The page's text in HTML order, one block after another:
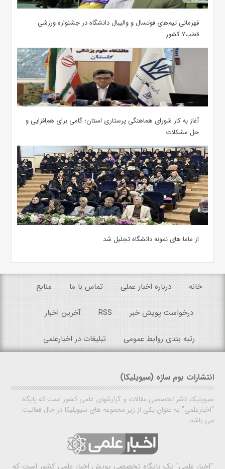
قهرمانی تیم‌های فوتسال و والیبال دانشگاه در جشنواره ورزشی
قطب۷ کشور
آغاز به کار شورای هماهنگی پرستاری استان؛ گامی برای هم‌افزایی و
حل مشکلات
از ماما های نمونه دانشگاه تجلیل شد
خانه درباره اخبار عملی تماس با ما منابع
درخواست پویش خبر RSS آخرین اخبار
رتبه بندی روابط عمومی تبلیغات در اخبارعلمی
انتشارات بوم سازه (سیویلیکا)
سیویلیکا، ناشر تخصصی مقالات و گزارشهای علمی کشور است که پایگاه
"اخبارعلمی" به عنوان یکی از زیر مجموعه های سیویلیکا در حال فعالیت
می باشد.
"اخبار علمی" یک پایگاه تخصصی پویش اخبار علمی کشور است که